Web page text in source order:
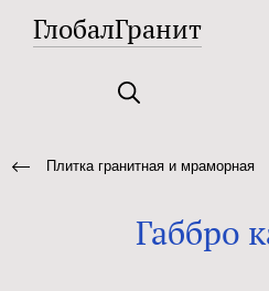
ГлобалГранит
Плитка гранитная и мраморная
Габбро